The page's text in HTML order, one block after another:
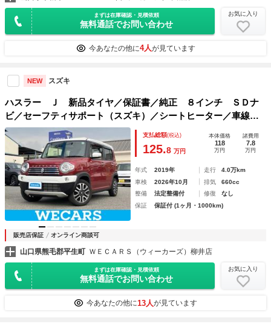
まずは在庫確認・見積依頼
無料通話でお問い合わせ
お気に入り
今あなたの他に4人が見ています
NEW スズキ
ハスラー Ｊ 新品タイヤ／保証書／純正 ８インチ ＳＤナ
ビ／セーフティサポート（スズキ）／シートヒーター／車線逸
脱防止支援システム／シート ハーフレザー／ヘッドランプ
ＬＥＤ／Ｂｌｕｅｔｏｏｔｈ接続／ＥＴＣ
支払総額(税込)
125.8 万円
本体価格
118
万円
諸費用
7.8
万円
年式 2019年 走行
4.0万km
車検
2026年10月 排気
660cc
整備
法定整備付 修復
なし
保証
保証付 (1ヶ月・1000km)
販売店保証 オンライン商談可
山口県熊毛郡平生町 ＷＥＣＡＲＳ（ウィーカーズ）柳井店
まずは在庫確認・見積依頼
無料通話でお問い合わせ
お気に入り
今あなたの他に13人が見ています